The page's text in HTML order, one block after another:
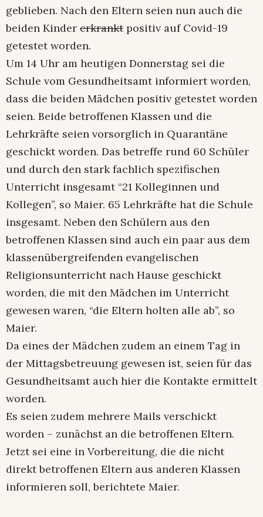
geblieben. Nach den Eltern seien nun auch die
beiden Kinder erkranktpositiv auf Covid-19
getestet worden.
Um 14 Uhr am heutigen Donnerstag sei die
Schule vom Gesundheitsamt informiert worden,
dass die beiden Mädchen positiv getestet worden
seien. Beide betroffenen Klassen und die
Lehrkräfte seien vorsorglich in Quarantäne
geschickt worden. Das betreffe rund 60 Schüler
und durch den stark fachlich spezifischen
Unterricht insgesamt “21 Kolleginnen und
Kollegen”, so Maier. 65 Lehrkräfte hat die Schule
insgesamt. Neben den Schülern aus den
betroffenen Klassen sind auch ein paar aus dem
klassenübergreifenden evangelischen
Religionsunterricht nach Hause geschickt
worden, die mit den Mädchen im Unterricht
gewesen waren, “die Eltern holten alle ab”, so
Maier.
Da eines der Mädchen zudem an einem Tag in
der Mittagsbetreuung gewesen ist, seien für das
Gesundheitsamt auch hier die Kontakte ermittelt
worden.
Es seien zudem mehrere Mails verschickt
worden – zunächst an die betroffenen Eltern.
Jetzt sei eine in Vorbereitung, die die nicht
direkt betroffenen Eltern aus anderen Klassen
informieren soll, berichtete Maier.